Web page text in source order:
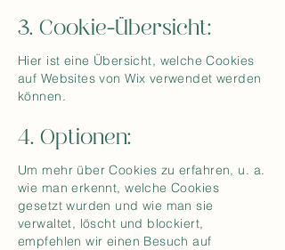
3. Cookie-Übersicht:
Hier ist eine Übersicht, welche Cookies
auf Websites von Wix verwendet werden
können.
4. Optionen:
Um mehr über Cookies zu erfahren, u. a.
wie man erkennt, welche Cookies
gesetzt wurden und wie man sie
verwaltet, löscht und blockiert,
empfehlen wir einen Besuch auf